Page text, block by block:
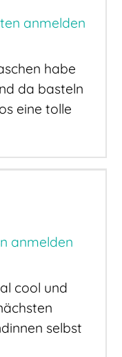
anmelden
habe
da basteln
eine tolle
anmelden
cool und
selbst